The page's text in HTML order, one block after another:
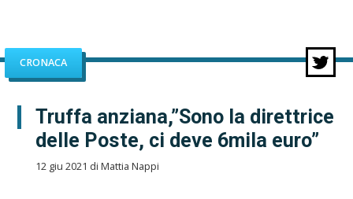
CRONACA
Truffa anziana,”Sono la direttrice
delle Poste, ci deve 6mila euro”
12 giu 2021 di Mattia Nappi